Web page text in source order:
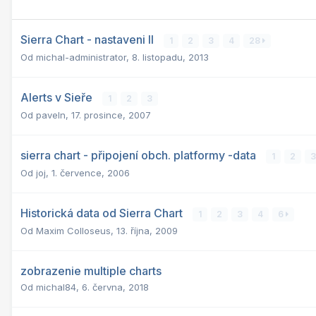
Sierra Chart - nastaveni II 1 2 3 4 28
Od michal-administrator, 8. listopadu, 2013
Alerts v Sieře 1 2 3
Od paveln, 17. prosince, 2007
sierra chart - připojení obch. platformy -data 1 2 3
Od joj, 1. července, 2006
Historická data od Sierra Chart 1 2 3 4 6
Od Maxim Colloseus, 13. října, 2009
zobrazenie multiple charts
Od michal84, 6. června, 2018